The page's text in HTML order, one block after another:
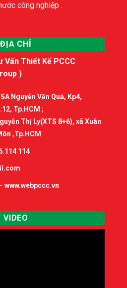
công nghiệp .
ĐỊA CHỈ
Vấn Thiết Kế PCCC
)
Nguyễn Văn Quá, Kp4,
Tp.HCM ;
Thị Ly(XTS 8+6), xã Xuân
,Tp.HCM
114
- www.webpccc.vn
VIDEO